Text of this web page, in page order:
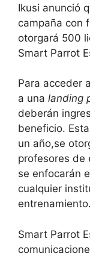
Ikusi anunció
campaña con
otorgará 500
Smart Parrot
Para acceder
a una landing
deberán
beneficio.
un año,se
profesores de
se enfocarán
cualquier
entrenamiento.
Smart Parrot